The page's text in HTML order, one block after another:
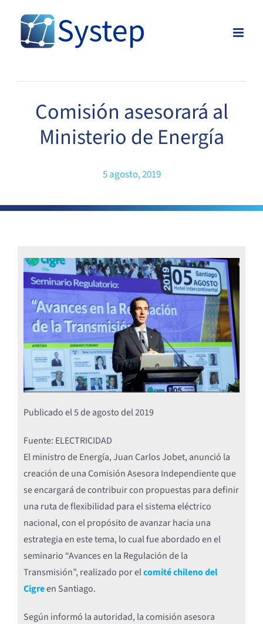
content
Comisión asesorará al
Ministerio de Energía
5 agosto, 2019
Publicado el5 de agosto del 2019
Fuente: ELECTRICIDAD
El ministro de Energía, Juan Carlos Jobet, anunció la
creación de una Comisión Asesora Independiente que
se encargará de contribuir con propuestas para definir
una ruta de flexibilidad para el sistema eléctrico
nacional, con el propósito de avanzar hacia una
estrategia en este tema, lo cual fue abordado en el
seminario “Avances en la Regulación de la
Transmisión”, realizado por elcomité chileno del
Cigreen Santiago.
Según informó la autoridad, la comisión asesora